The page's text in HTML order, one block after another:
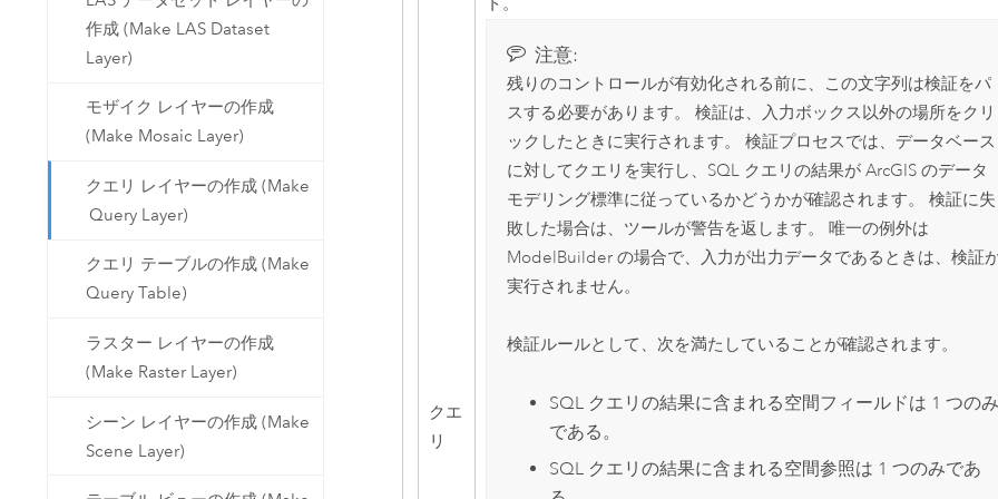
作成 (Make LAS Dataset
Layer)
モザイク レイヤーの作成
(Make Mosaic Layer)
クエリ レイヤーの作成 (Make
Query Layer)
クエリ テーブルの作成 (Make
Query Table)
ラスター レイヤーの作成
(Make Raster Layer)
シーン レイヤーの作成 (Make
Scene Layer)
クエ
リ
注意:
残りのコントロールが有効化される前に、この文字列は検証をパ
スする必要があります。 検証は、入力ボックス以外の場所をクリ
ックしたときに実行されます。 検証プロセスでは、データベース
に対してクエリを実行し、SQL クエリの結果が ArcGIS のデータ
モデリング標準に従っているかどうかが確認されます。 検証に失
敗した場合は、ツールが警告を返します。 唯一の例外は
ModelBuilderの場合で、入力が出力データであるときは、検証
実行されません。
検証ルールとして、次を満たしていることが確認されます。
SQL クエリの結果に含まれる空間フィールドは 1 つのみ
である。
SQL クエリの結果に含まれる空間参照は 1 つのみであ